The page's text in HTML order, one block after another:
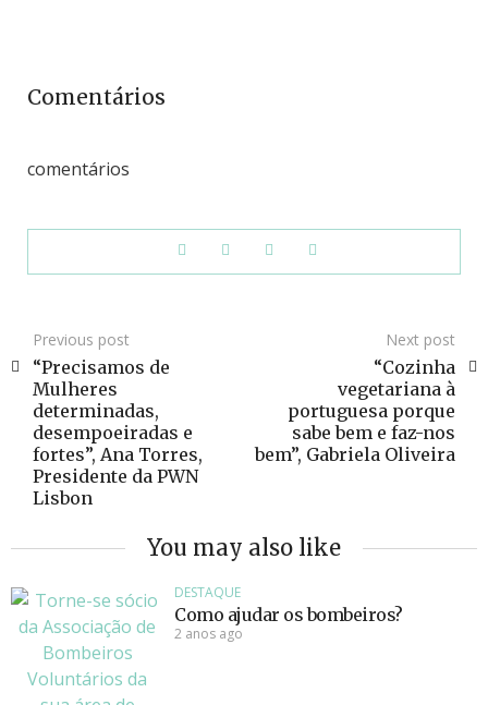
Comentários
comentários
Previous post
“Precisamos de
Mulheres
determinadas,
desempoeiradas e
fortes”, Ana Torres,
Presidente da PWN
Lisbon
Next post
“Cozinha
vegetariana à
portuguesa porque
sabe bem e faz-nos
bem”, Gabriela Oliveira
You may also like
DESTAQUE
Como ajudar os bombeiros?
2 anos ago